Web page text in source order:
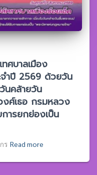
ศบาลเมือง
ำปี 2569 ด้วยวัน
นคล้ายวัน
งศ์เธอ กรมหลวง
ารยกย่องเป็น
ร Read more